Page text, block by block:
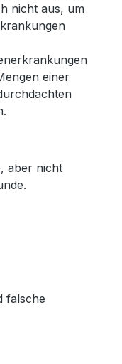
nicht aus, um
einer
aber nicht
falsche